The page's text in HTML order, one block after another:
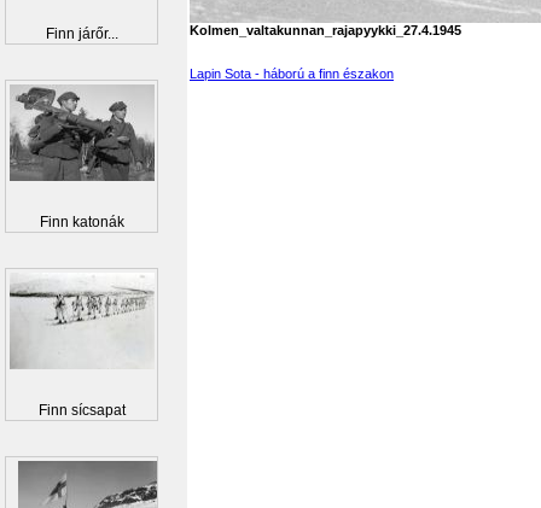
Kolmen_valtakunnan_rajapyykki_27.4.1945
Lapin Sota - háború a finn északon
Finn járőr...
Finn katonák
Finn sícsapat